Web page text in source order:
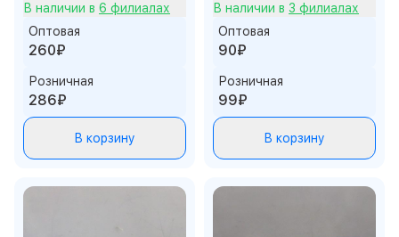
В наличии в 6 филиалах
Оптовая
260₽
Розничная
286₽
В корзину
В наличии в 3 филиалах
Оптовая
90₽
Розничная
99₽
В корзину